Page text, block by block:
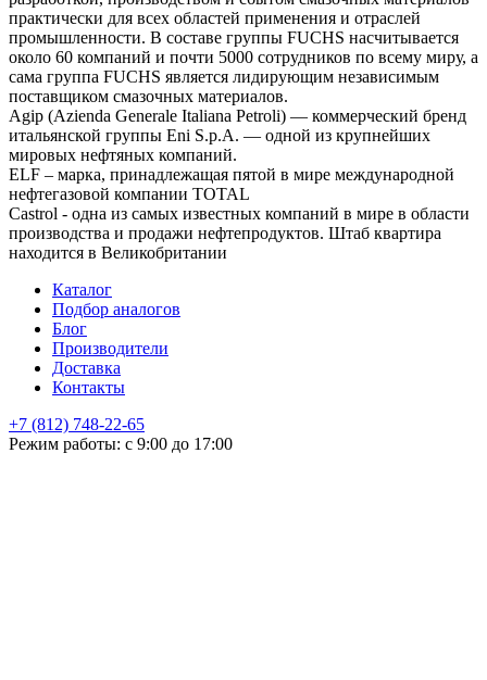
практически для всех областей применения и отраслей
промышленности. В составе группы FUCHS насчитывается
около 60 компаний и почти 5000 сотрудников по всему миру, а
сама группа FUCHS является лидирующим независимым
поставщиком смазочных материалов.
Agip (Azienda Generale Italiana Petroli) — коммерческий бренд
итальянской группы Eni S.p.A. — одной из крупнейших
мировых нефтяных компаний.
ELF – марка, принадлежащая пятой в мире международной
нефтегазовой компании TOTAL
Castrol - одна из самых известных компаний в мире в области
производства и продажи нефтепродуктов. Штаб квартира
находится в Великобритании
Каталог
Подбор аналогов
Блог
Производители
Доставка
Контакты
+7 (812) 748-22-65
Режим работы: с 9:00 до 17:00
НЕ НАШЛИ ЧТО ИСКАЛИ